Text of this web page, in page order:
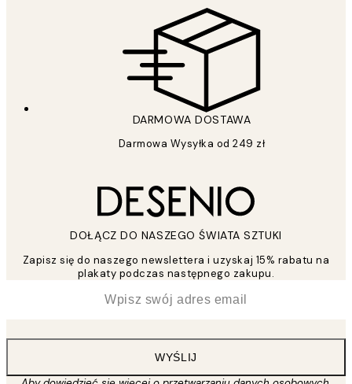
DARMOWA DOSTAWA
Darmowa Wysyłka od 249 zł
DOŁĄCZ DO NASZEGO ŚWIATA SZTUKI
Zapisz się do naszego newslettera i uzyskaj 15% rabatu na
plakaty podczas następnego zakupu.
WYŚLIJ